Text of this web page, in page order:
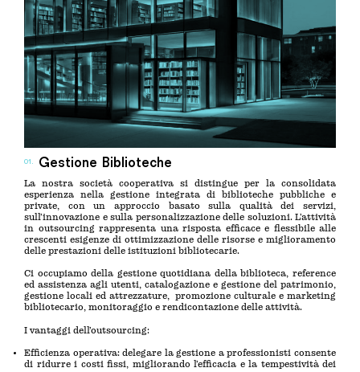
01. Gestione Biblioteche
La nostra società cooperativa si distingue per la consolidata
esperienza nella gestione integrata di biblioteche pubbliche e
private, con un approccio basato sulla qualità dei servizi,
sull’innovazione e sulla personalizzazione delle soluzioni. L’attività
in outsourcing rappresenta una risposta efficace e flessibile alle
crescenti esigenze di ottimizzazione delle risorse e miglioramento
delle prestazioni delle istituzioni bibliotecarie.
Ci occupiamo della gestione quotidiana della biblioteca, reference
ed assistenza agli utenti, catalogazione e gestione del patrimonio,
gestione locali ed attrezzature, promozione culturale e marketing
bibliotecario, monitoraggio e rendicontazione delle attività.
I vantaggi dell’outsourcing:
Efficienza operativa: delegare la gestione a professionisti consente
di ridurre i costi fissi, migliorando l’efficacia e la tempestività dei